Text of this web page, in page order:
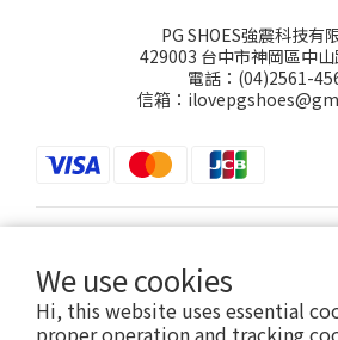
We use cookies
Hi, this website uses essential
proper operation and tracking
PG SHOES強震科技有
429003 台中市神岡區中
電話：(04)2561-
信箱：